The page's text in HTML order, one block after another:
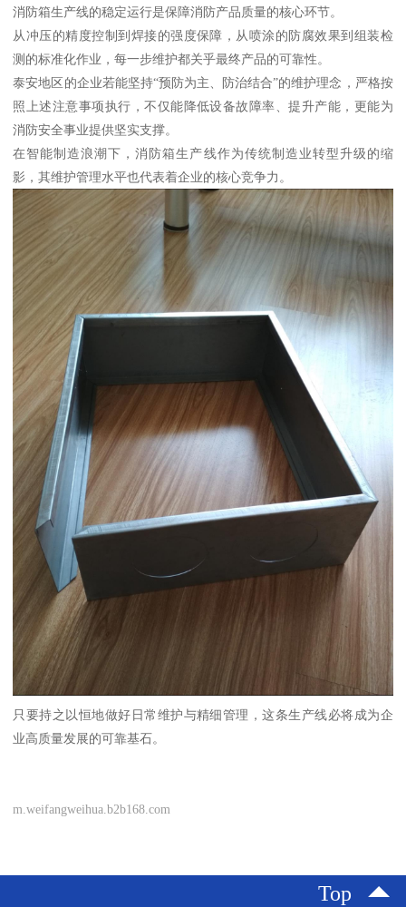
消防箱生产线的稳定运行是保障消防产品质量的核心环节。
从冲压的精度控制到焊接的强度保障，从喷涂的防腐效果到组装检
测的标准化作业，每一步维护都关乎最终产品的可靠性。
泰安地区的企业若能坚持“预防为主、防治结合”的维护理念，严格按
照上述注意事项执行，不仅能降低设备故障率、提升产能，更能为
消防安全事业提供坚实支撑。
在智能制造浪潮下，消防箱生产线作为传统制造业转型升级的缩
影，其维护管理水平也代表着企业的核心竞争力。
只要持之以恒地做好日常维护与精细管理，这条生产线必将成为企
业高质量发展的可靠基石。
m.weifangweihua.b2b168.com
Top